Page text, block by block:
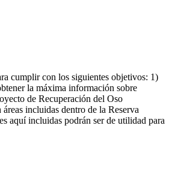
cumplir con los siguientes objetivos: 1)
la máxima información sobre
de Recuperación del Oso
incluidas dentro de la Reserva
aquí incluidas podrán ser de utilidad para